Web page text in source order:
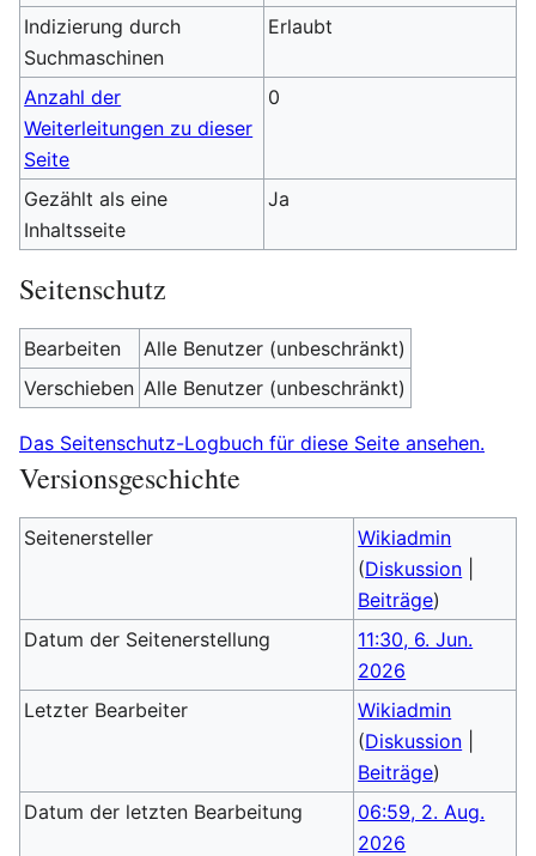
Indizierung durch
Suchmaschinen
Erlaubt
Anzahl der
Weiterleitungen zu dieser
Seite
0
Gezählt als eine
Inhaltsseite
Ja
Seitenschutz
Bearbeiten
Alle Benutzer (unbeschränkt)
Verschieben Alle Benutzer (unbeschränkt)
Das Seitenschutz-Logbuch für diese Seite ansehen.
Versionsgeschichte
Seitenersteller
Wikiadmin
(Diskussion
Beiträge)
Datum der Seitenerstellung
11:30, 6. Jun.
2026
Letzter Bearbeiter
Wikiadmin
(Diskussion
Beiträge)
Datum der letzten Bearbeitung
06:59, 2. Aug.
2026